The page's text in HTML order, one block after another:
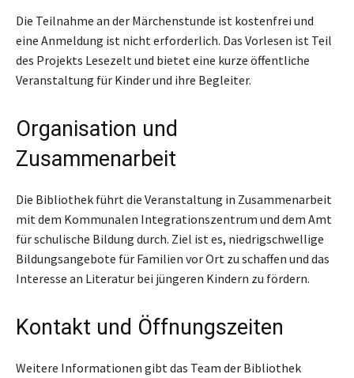
Die Teilnahme an der Märchenstunde ist kostenfrei und
eine Anmeldung ist nicht erforderlich. Das Vorlesen ist Teil
des Projekts Lesezelt und bietet eine kurze öffentliche
Veranstaltung für Kinder und ihre Begleiter.
Organisation und
Zusammenarbeit
Die Bibliothek führt die Veranstaltung in Zusammenarbeit
mit dem Kommunalen Integrationszentrum und dem Amt
für schulische Bildung durch. Ziel ist es, niedrigschwellige
Bildungsangebote für Familien vor Ort zu schaffen und das
Interesse an Literatur bei jüngeren Kindern zu fördern.
Kontakt und Öffnungszeiten
Weitere Informationen gibt das Team der Bibliothek